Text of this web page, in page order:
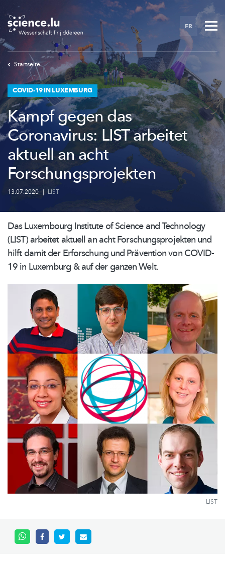
to
main
content
FR
Startseite
COVID-19 IN LUXEMBURG
Kampf gegen das
Coronavirus: LIST arbeitet
aktuell an acht
Forschungsprojekten
13.07.2020 | LIST
Das Luxembourg Institute of Science and Technology
(LIST) arbeitet aktuell an achtForschungsprojekten und
hilft damit der Erforschung und Prävention von COVID-
19 in Luxemburg & auf der ganzen Welt.
LIST